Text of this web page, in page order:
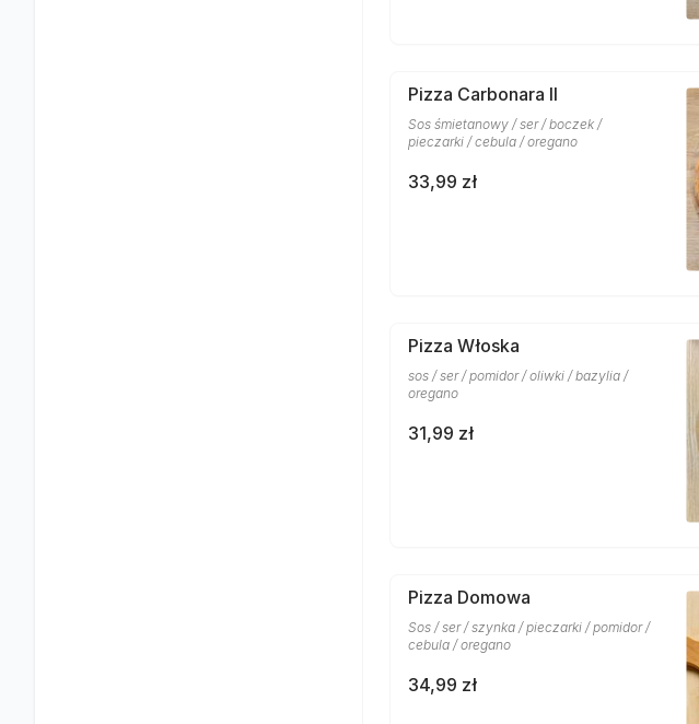
Pizza Carbonara II
Sos śmietanowy / ser / boczek /
pieczarki / cebula / oregano
33,99 zł
Pizza Włoska
sos / ser / pomidor / oliwki / bazylia /
oregano
31,99 zł
Pizza Domowa
Sos / ser / szynka / pieczarki / pomidor /
cebula / oregano
34,99 zł